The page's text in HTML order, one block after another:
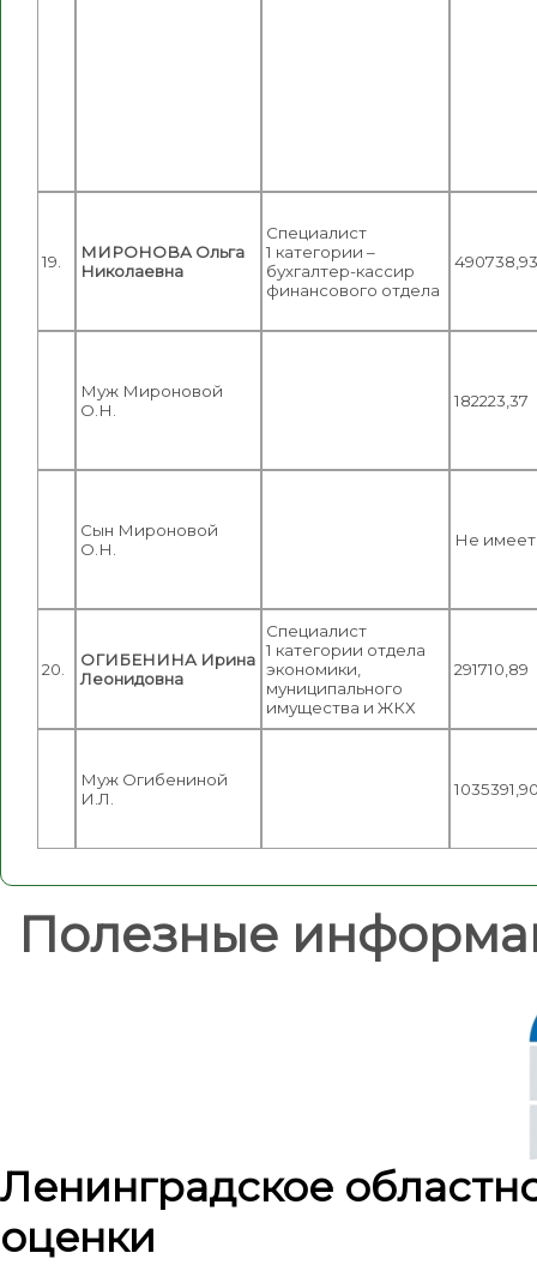
19.
МИРОНОВА Ольга
Николаевна
Специалист
1 категории –
бухгалтер-кассир
финансового отдела
490738,93
Муж Мироновой
О.Н.
182223,37
Сын Мироновой
О.Н.
Не имеет
20.
ОГИБЕНИНА Ирина
Леонидовна
Специалист
1 категории отдела
экономики,
муниципального
имущества и ЖКХ
291710,89
Муж Огибениной
И.Л.
Полезные
Ленинградское
оценки